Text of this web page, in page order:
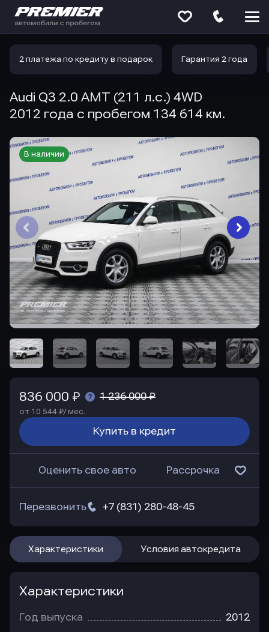
2 платежа по кредиту в подарок Гарантия 2 года
Audi Q3 2.0 AMT (211 л.с.) 4WD
2012 года с пробегом 134 614 км.
В наличии
836 000 ₽ 1 236 000 ₽
от 10 544 ₽/ мес.
Купить в кредит
Оценить свое авто Рассрочка
+7 (831) 280-48-45
Перезвонить
Характеристики Условия автокредита
Характеристики
Год выпуска 2012